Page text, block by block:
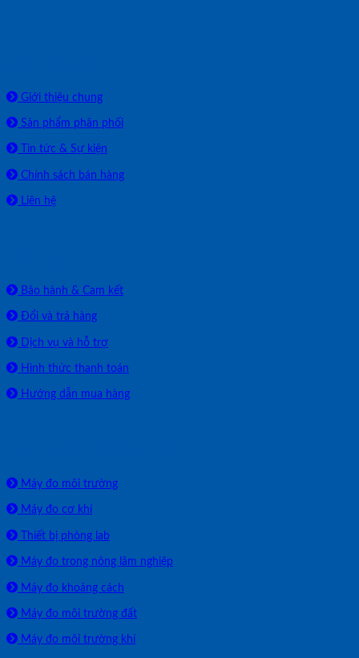
Giới thiệu chung
Sản phẩm phân phối
Tin tức & Sự kiện
Chính sách bán hàng
Liên hệ
Bảo hành & Cam kết
Đổi và trả hàng
Dịch vụ và hỗ trợ
Hình thức thanh toán
Hướng dẫn mua hàng
Máy đo môi trường
Máy đo cơ khí
Thiết bị phòng lab
Máy đo trong nông lâm nghiệp
Máy đo khoảng cách
Máy đo môi trường đất
Máy đo môi trường khí